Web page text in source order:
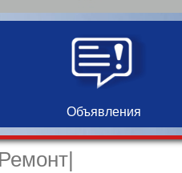
Объявления